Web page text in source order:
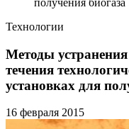
получения биогаза
Технологии
Методы
течения
установках для
16 февраля 2015